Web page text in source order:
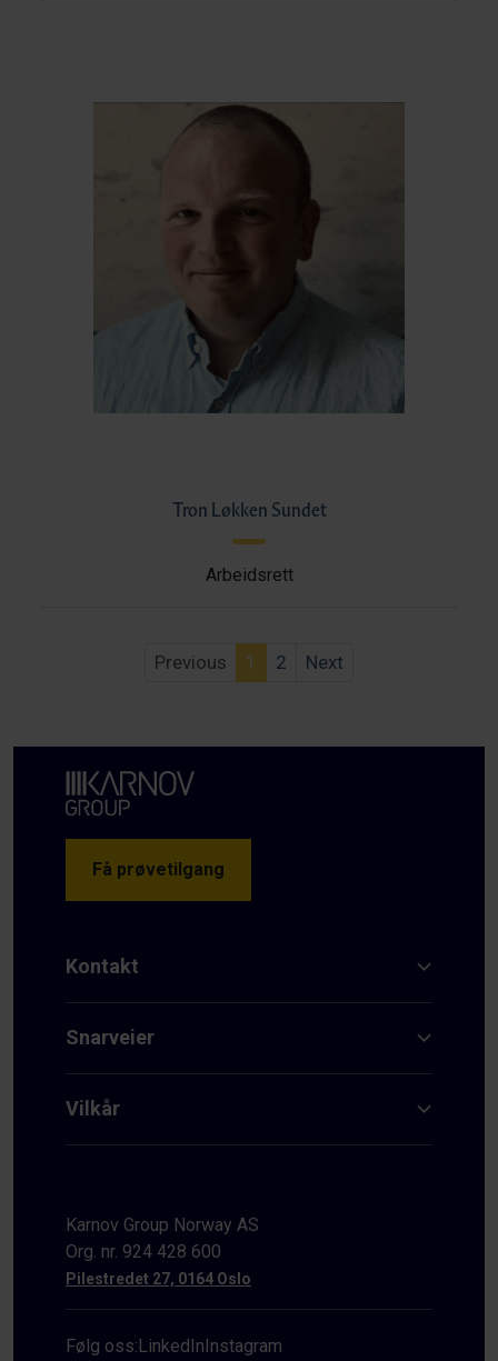
Tron Løkken Sundet
Arbeidsrett
Previous 1 2 Next
Få prøvetilgang
Kontakt
Snarveier
Vilkår
Karnov Group Norway AS
Org. nr. 924 428 600
Pilestredet 27, 0164 Oslo
Følg oss:LinkedInInstagram